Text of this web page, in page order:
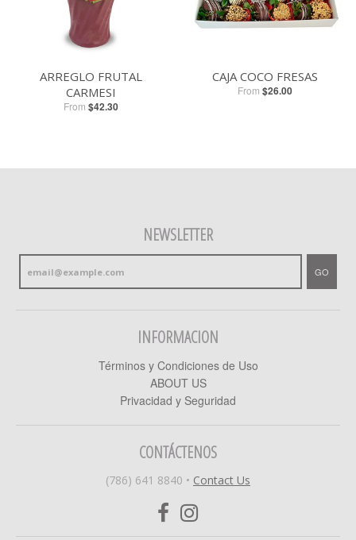
ARREGLO FRUTAL
CARMESI
From $42.30
CAJA COCO FRESAS
From $26.00
NEWSLETTER
GO
INFORMACION
Términos y Condiciones de Uso
ABOUT US
Privacidad y Seguridad
CONTÁCTENOS
(786) 641 8840 • Contact Us